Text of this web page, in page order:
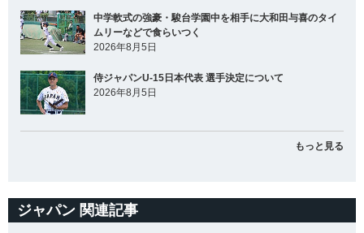
中学軟式の強豪・駿台学園中を相手に大和田与喜のタイ
ムリーなどで食らいつく
2026年8月5日
侍ジャパンU-15日本代表 選手決定について
2026年8月5日
もっと見る
ジャパン 関連記事